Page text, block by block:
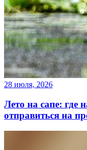
28 июля, 2026
Лето на сапе: где
отправиться на